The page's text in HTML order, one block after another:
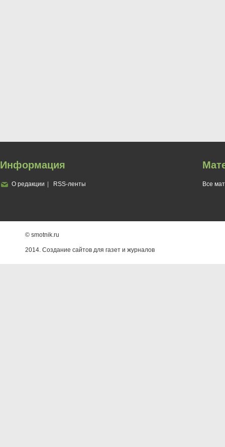
Информация
О редакции RSS-ленты Все
© smotnik.ru
2014. Создание сайтов для газет и журналов